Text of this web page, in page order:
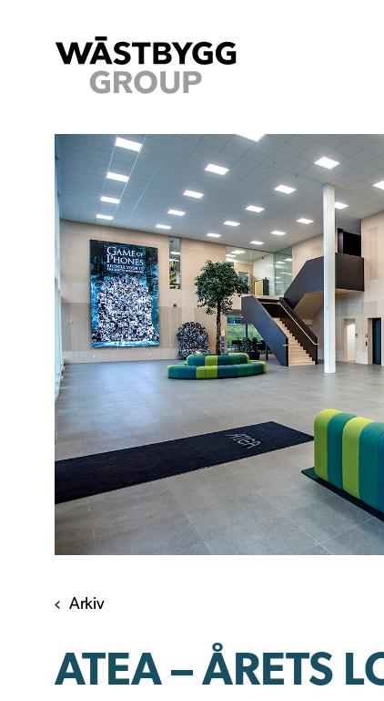
Arkiv
ATEA – ÅRETS